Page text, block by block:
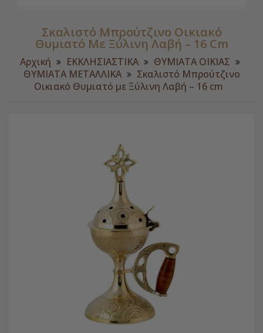
Σκαλιστό Μπρούτζινο Οικιακό
Θυμιατό Με Ξύλινη Λαβή – 16 Cm
Αρχική ΕΚΚΛΗΣΙΑΣΤΙΚΑ
ΘΥΜΙΑΤΑ ΟΙΚΙΑΣ
ΘΥΜΙΑΤΑ ΜΕΤΑΛΛΙΚΑ
Σκαλιστό Μπρούτζινο
Οικιακό Θυμιατό με Ξύλινη Λαβή – 16 cm